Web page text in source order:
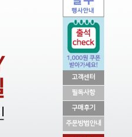
고객센터
필독사항
구매후기
주문방법안내